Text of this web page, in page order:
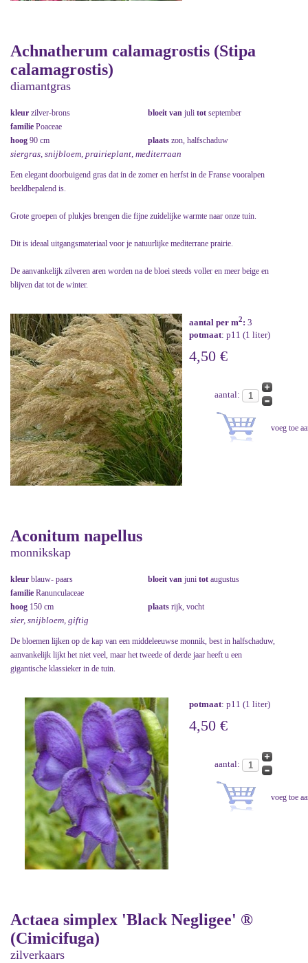
Achnatherum calamagrostis (Stipa
calamagrostis)
diamantgras
kleur zilver-brons bloeit van juli tot september
familie Poaceae
hoog 90 cm plaats zon, halfschaduw
siergras, snijbloem, prairieplant, mediterraan
Een elegant doorbuigend gras dat in de zomer en herfst in de Franse vooralpen
beeldbepalend is.
Grote groepen of plukjes brengen die fijne zuidelijke warmte naar onze tuin.
Dit is ideaal uitgangsmateriaal voor je natuurlijke mediterrane prairie.
De aanvankelijk zilveren aren worden na de bloei steeds voller en meer beige en
blijven dat tot de winter.
aantal per m2: 3
potmaat: p11 (1 liter)
4,50 €
aantal:
Aconitum napellus
monnikskap
kleur blauw- paars bloeit van juni tot augustus
familie Ranunculaceae
hoog 150 cm plaats rijk, vocht
sier, snijbloem, giftig
De bloemen lijken op de kap van een middeleeuwse monnik, best in halfschaduw,
aanvankelijk lijkt het niet veel, maar het tweede of derde jaar heeft u een
gigantische klassieker in de tuin.
potmaat: p11 (1 liter)
4,50 €
aantal:
Actaea simplex 'Black Negligee' ®
(Cimicifuga)
zilverkaars